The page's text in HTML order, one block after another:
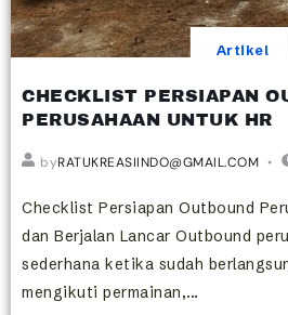
Artikel
CHECKLIST PERSIAPAN
PERUSAHAAN UNTUK HR
byRATUKREASIINDO@GMAIL.COM
Checklist Persiapan Outbound
dan Berjalan Lancar Outbound
sederhana ketika sudah
mengikuti permainan,...